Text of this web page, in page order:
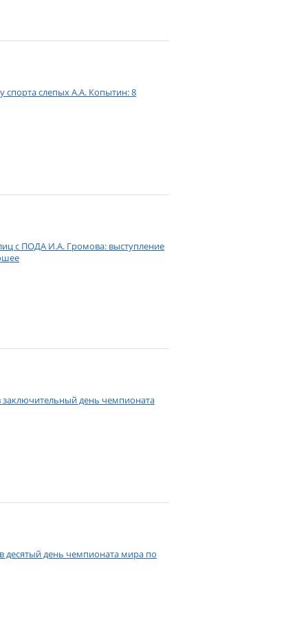
слепых А.А. Копытин: 8
с ПОДА И.А. Громова: выступление
день чемпионата
десятый день чемпионата мира по